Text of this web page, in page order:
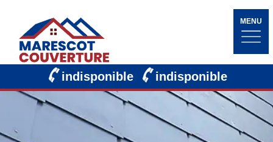
MENU
indisponible indisponible